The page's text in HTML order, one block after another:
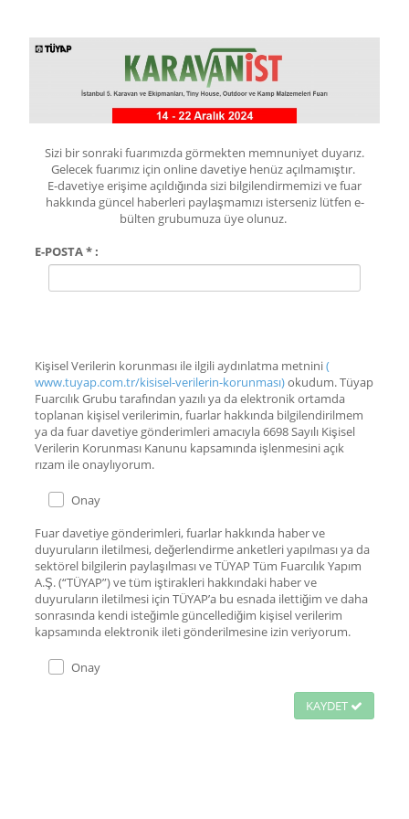
Sizi bir sonraki fuarımızda görmekten memnuniyet duyarız.
Gelecek fuarımız için online davetiye henüz açılmamıştır.
E-davetiye erişime açıldığında sizi bilgilendirmemizi ve fuar
hakkında güncel haberleri paylaşmamızı isterseniz lütfen e-
bülten grubumuza üye olunuz.
E-POSTA * :
Kişisel Verilerin korunması ile ilgili aydınlatma metnini(
www.tuyap.com.tr/kisisel-verilerin-korunması)okudum. Tüyap
Fuarcılık Grubu tarafından yazılı ya da elektronik ortamda
toplanan kişisel verilerimin, fuarlar hakkında bilgilendirilmem
ya da fuar davetiye gönderimleri amacıyla 6698 Sayılı Kişisel
Verilerin Korunması Kanunu kapsamında işlenmesini açık
rızam ile onaylıyorum.
Onay
Fuar davetiye gönderimleri, fuarlar hakkında haber ve
duyuruların iletilmesi, değerlendirme anketleri yapılması ya da
sektörel bilgilerin paylaşılması ve TÜYAP Tüm Fuarcılık Yapım
A.Ş. (“TÜYAP”) ve tüm iştirakleri hakkındaki haber ve
duyuruların iletilmesi için TÜYAP’a bu esnada ilettiğim ve daha
sonrasında kendi isteğimle güncellediğim kişisel verilerim
kapsamında elektronik ileti gönderilmesine izin veriyorum.
Onay
KAYDET